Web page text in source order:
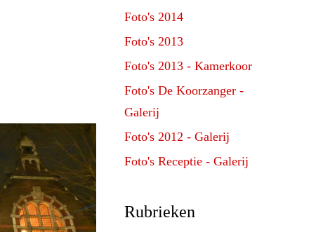
Foto's 2014
Foto's 2013
Foto's 2013 - Kamerkoor
Foto's De Koorzanger -
Galerij
Foto's 2012 - Galerij
Foto's Receptie - Galerij
Rubrieken